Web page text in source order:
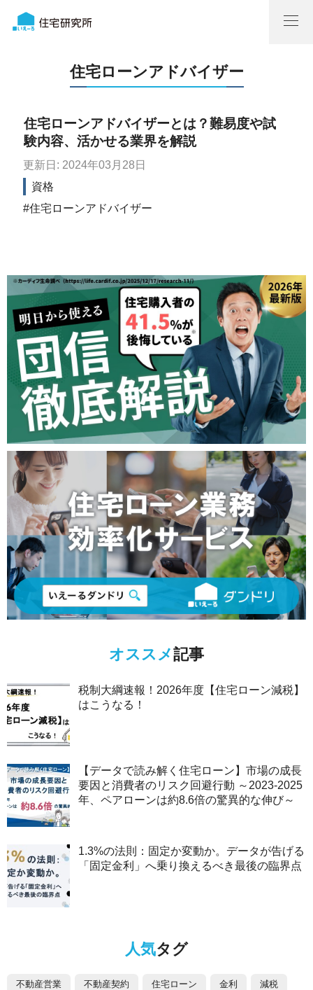
住宅ローンアドバイザー
住宅ローンアドバイザーとは？難易度や試
験内容、活かせる業界を解説
更新日: 2024年03月28日
資格
住宅ローンアドバイザー
オススメ記事
税制大綱速報！2026年度【住宅ローン減税】
はこうなる！
【データで読み解く住宅ローン】市場の成長
要因と消費者のリスク回避行動 ～2023-2025
年、ペアローンは約8.6倍の驚異的な伸び～
1.3%の法則：固定か変動か。データが告げる
「固定金利」へ乗り換えるべき最後の臨界点
人気タグ
不動産営業 不動産契約 住宅ローン 金利 減税